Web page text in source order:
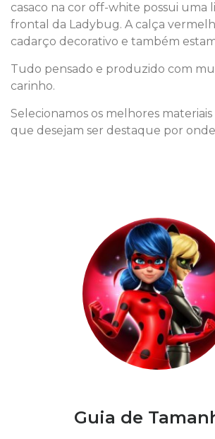
casaco na cor off-white possui uma
frontal da Ladybug. A calça
cadarço decorativo e também
Tudo pensado e produzido com
carinho.
Selecionamos os melhores
que desejam ser destaque por onde
Guia de